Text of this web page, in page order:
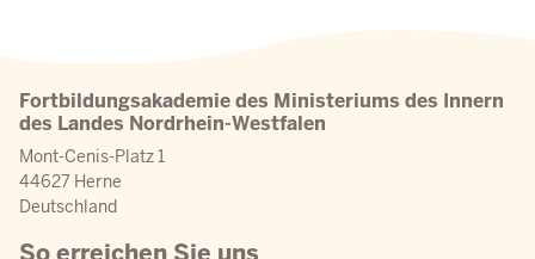
Fortbildungsakademie des Ministeriums des Innern
des Landes Nordrhein-Westfalen
Mont-Cenis-Platz 1
44627 Herne
Deutschland
So erreichen Sie uns